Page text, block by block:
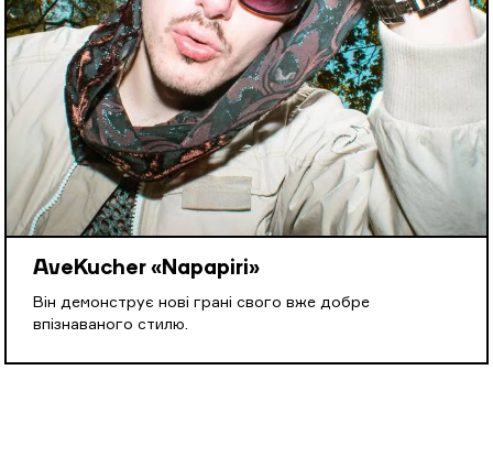
AveKucher «Napapiri»
Він демонструє нові грані свого вже добре
впізнаваного стилю.